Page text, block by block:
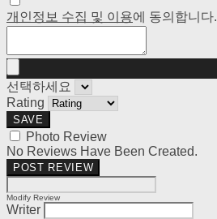
개인정보 수집 및 이용에 동의합니다.
선택하세요
Rating
SAVE
Photo Review
No Reviews Have Been Created.
POST REVIEW
Modify Review
Writer